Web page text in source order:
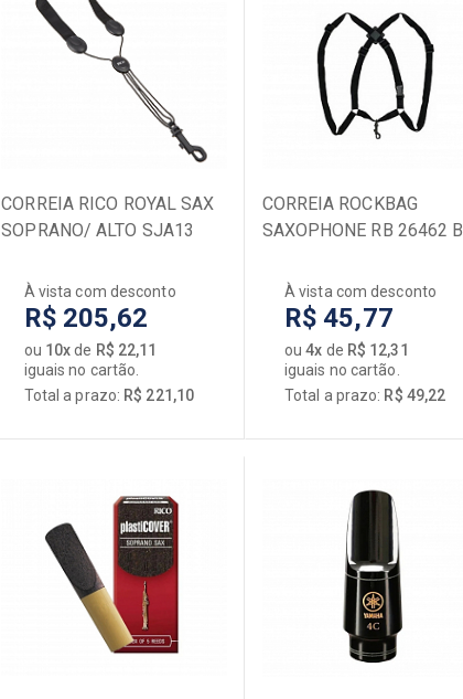
CORREIA RICO ROYAL SAX
SOPRANO/ ALTO SJA13
À vista com desconto
R$ 205,62
ou 10xde R$ 22,11
iguais no cartão.
Total a prazo: R$ 221,10
CORREIA ROCKBAG
SAXOPHONE RB 26462 B
À vista com desconto
R$ 45,77
ou4x de R$ 12,31
iguais no cartão.
Total a prazo: R$ 49,22